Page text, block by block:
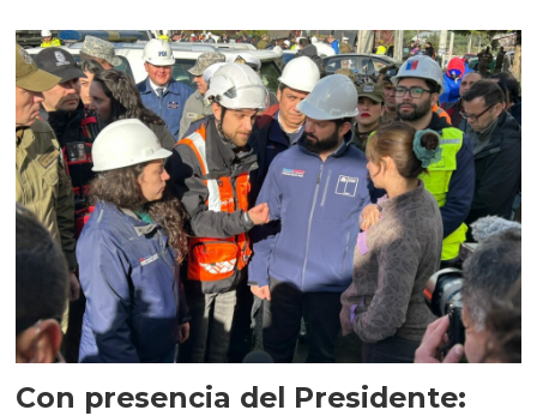
Con presencia del Presidente: